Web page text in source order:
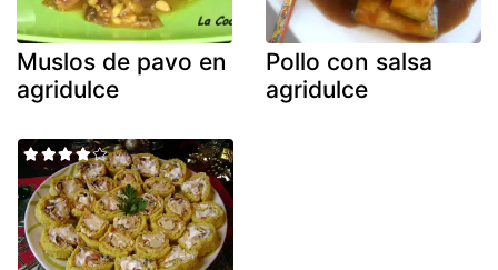
Muslos de pavo en
agridulce
Pollo con salsa
agridulce